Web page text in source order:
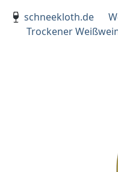
schneekloth.de
Trockener
Bildergalerie